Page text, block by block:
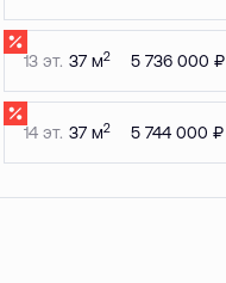
13 эт. 37 м2 5 736 000 ₽
14 эт. 37 м2 5 744 000 ₽